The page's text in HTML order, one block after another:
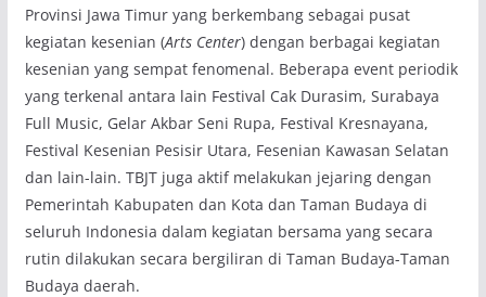
Provinsi Jawa Timur yang berkembang sebagai pusat
kegiatan kesenian (Arts Center) dengan berbagai kegiatan
kesenian yang sempat fenomenal. Beberapa event periodik
yang terkenal antara lain Festival Cak Durasim, Surabaya
Full Music, Gelar Akbar Seni Rupa, Festival Kresnayana,
Festival Kesenian Pesisir Utara, Fesenian Kawasan Selatan
dan lain-lain. TBJT juga aktif melakukan jejaring dengan
Pemerintah Kabupaten dan Kota dan Taman Budaya di
seluruh Indonesia dalam kegiatan bersama yang secara
rutin dilakukan secara bergiliran di Taman Budaya-Taman
Budaya daerah.